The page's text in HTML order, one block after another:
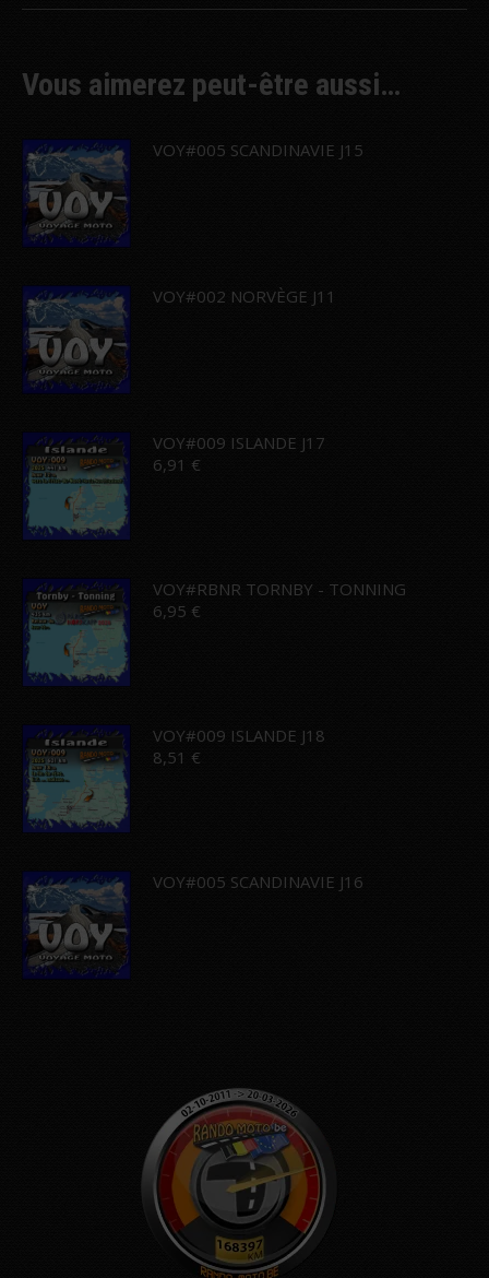
Vous aimerez peut-être aussi…
VOY#005 SCANDINAVIE J15
VOY#002 NORVÈGE J11
VOY#009 ISLANDE J17
6,91 €
VOY#RBNR TORNBY - TONNING
6,95 €
VOY#009 ISLANDE J18
8,51 €
VOY#005 SCANDINAVIE J16